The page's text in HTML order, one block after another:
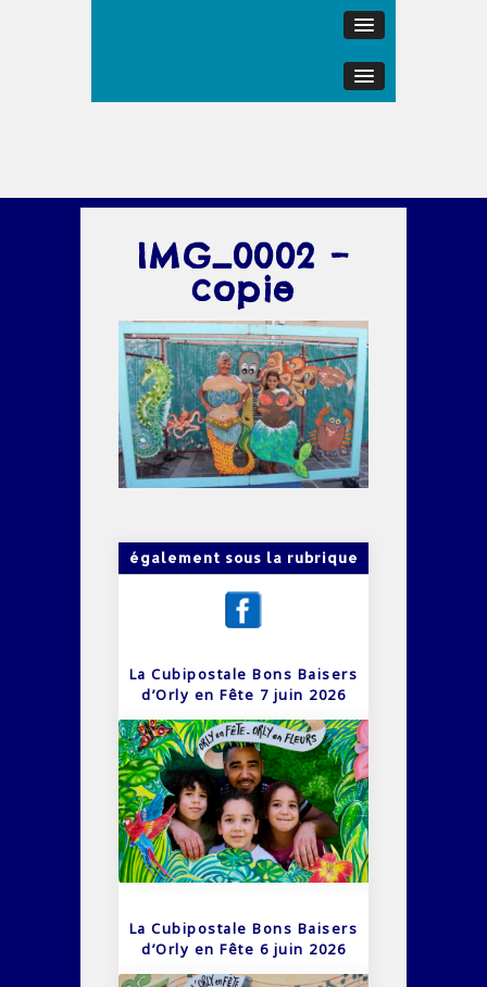
IMG_0002 –
copie
également sous la rubrique
La Cubipostale Bons Baisers
d’Orly en Fête 7 juin 2026
La Cubipostale Bons Baisers
d’Orly en Fête 6 juin 2026